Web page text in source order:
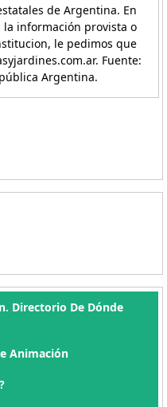
de Argentina. En
información provista o
le pedimos que
Fuente:
Argentina.
Directorio De Dónde
Animación